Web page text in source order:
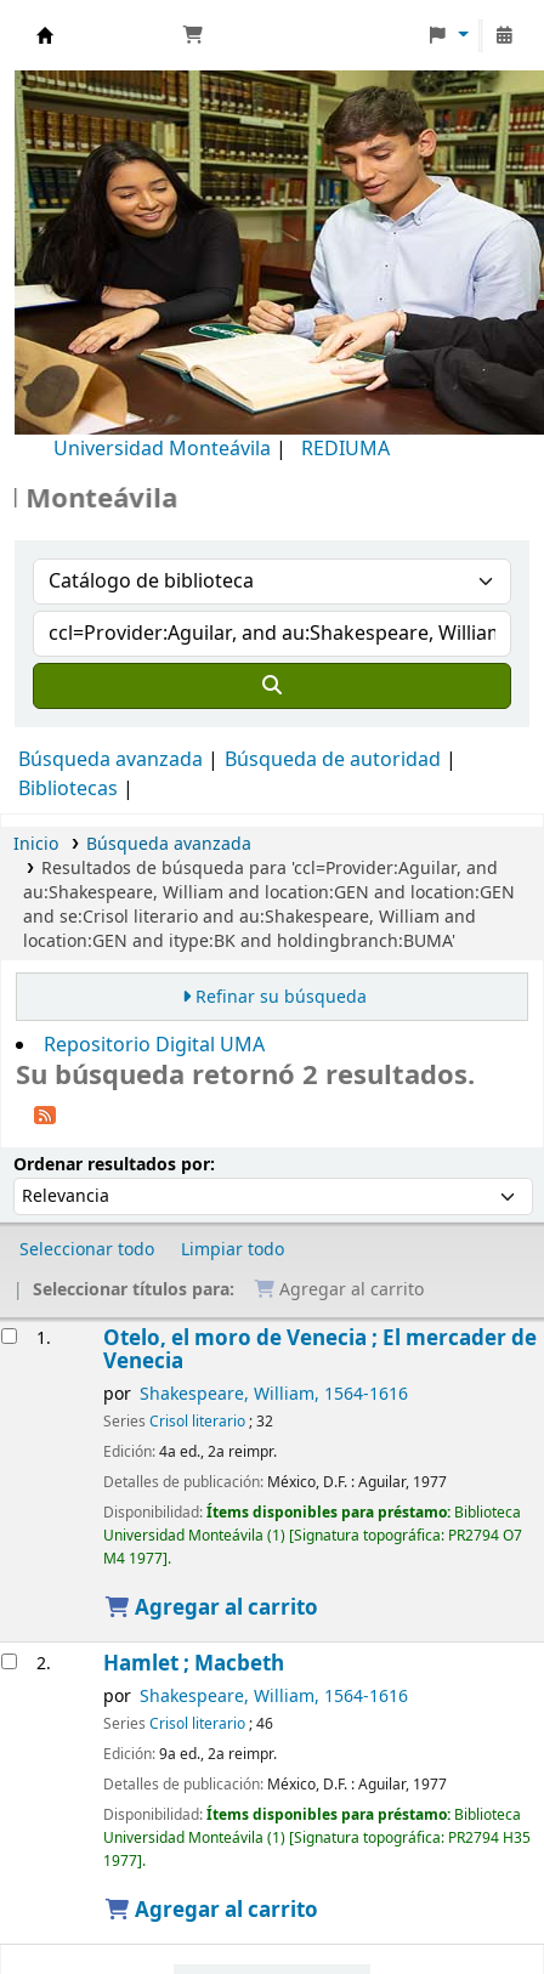
Biblioteca Universidad Monteávila
Universidad Monteávila | REDIUMA
Búsqueda avanzada
Búsqueda de autoridad
Bibliotecas
Inicio
Búsqueda avanzada
Resultados de búsqueda para 'ccl=Provider:Aguilar, and
au:Shakespeare, William and location:GEN and location:GEN
and se:Crisol literario and au:Shakespeare, William and
location:GEN and itype:BK and holdingbranch:BUMA'
Refinar su búsqueda
Repositorio Digital UMA
Su búsqueda retornó 2 resultados.
Ordenar resultados por:
Seleccionar todo
Limpiar todo
Seleccionar títulos para:
Agregar al carrito
1. Otelo, el moro de Venecia ; El mercader de
Venecia
por Shakespeare, William, 1564-1616
Series Crisol literario; 32
Edición:4a ed., 2a reimpr.
Detalles de publicación: México, D.F. :Aguilar, 1977
Disponibilidad:Ítems disponibles para préstamo: Biblioteca
Universidad Monteávila (1) Signatura topográfica: PR2794 O7
M4 1977 .
Agregar al carrito
2. Hamlet ; Macbeth
por Shakespeare, William, 1564-1616
Series Crisol literario; 46
Edición:9a ed., 2a reimpr.
Detalles de publicación: México, D.F. :Aguilar, 1977
Disponibilidad:Ítems disponibles para préstamo: Biblioteca
Universidad Monteávila (1) Signatura topográfica: PR2794 H35
1977 .
Agregar al carrito